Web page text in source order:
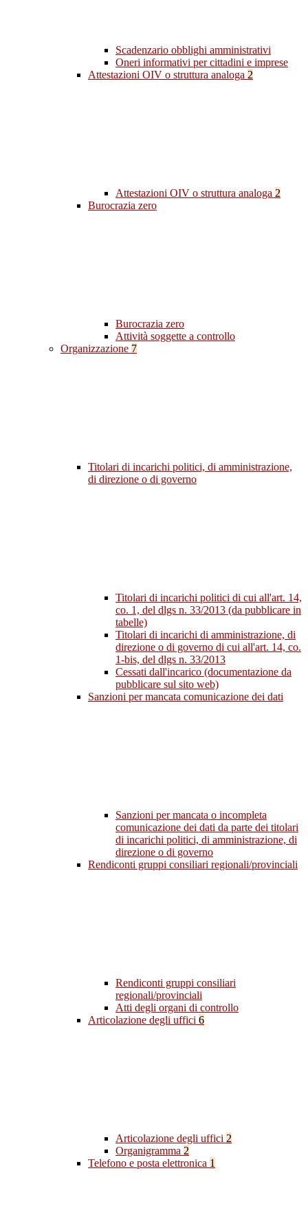
Scadenzario obblighi amministrativi
Oneri informativi per cittadini e imprese
Attestazioni OIV o struttura analoga 2
Attestazioni OIV o struttura analoga 2
Burocrazia zero
Burocrazia zero
Attività soggette a controllo
Organizzazione 7
Titolari di incarichi politici, di amministrazione,
di direzione o di governo
Titolari di incarichi politici di cui all'art. 14,
co. 1, del dlgs n. 33/2013 (da pubblicare in
tabelle)
Titolari di incarichi di amministrazione, di
direzione o di governo di cui all'art. 14, co.
1-bis, del dlgs n. 33/2013
Cessati dall'incarico (documentazione da
pubblicare sul sito web)
Sanzioni per mancata comunicazione dei dati
Sanzioni per mancata o incompleta
comunicazione dei dati da parte dei titolari
di incarichi politici, di amministrazione, di
direzione o di governo
Rendiconti gruppi consiliari regionali/provinciali
Rendiconti gruppi consiliari
regionali/provinciali
Atti degli organi di controllo
Articolazione degli uffici 6
Articolazione degli uffici 2
Organigramma 2
Telefono e posta elettronica 1